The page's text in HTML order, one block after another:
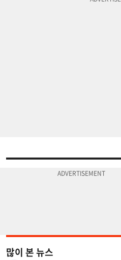
많이 본 뉴스